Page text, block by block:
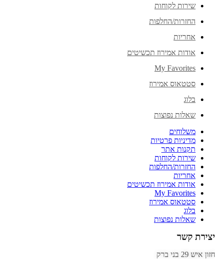
שירות לקוחות
החזרות/החלפות
אחריות
אודות אמירוז תכשיטים
My Favorites
סטטאוס אמירוז
בלוג
שאלות נפוצות
משלוחים
מדיניות פרטיות
תקנות אתר
שירות לקוחות
החזרות/החלפות
אחריות
אודות אמירוז תכשיטים
My Favorites
סטטאוס אמירוז
בלוג
שאלות נפוצות
יצירת קשר
חזון איש 29 בני ברק